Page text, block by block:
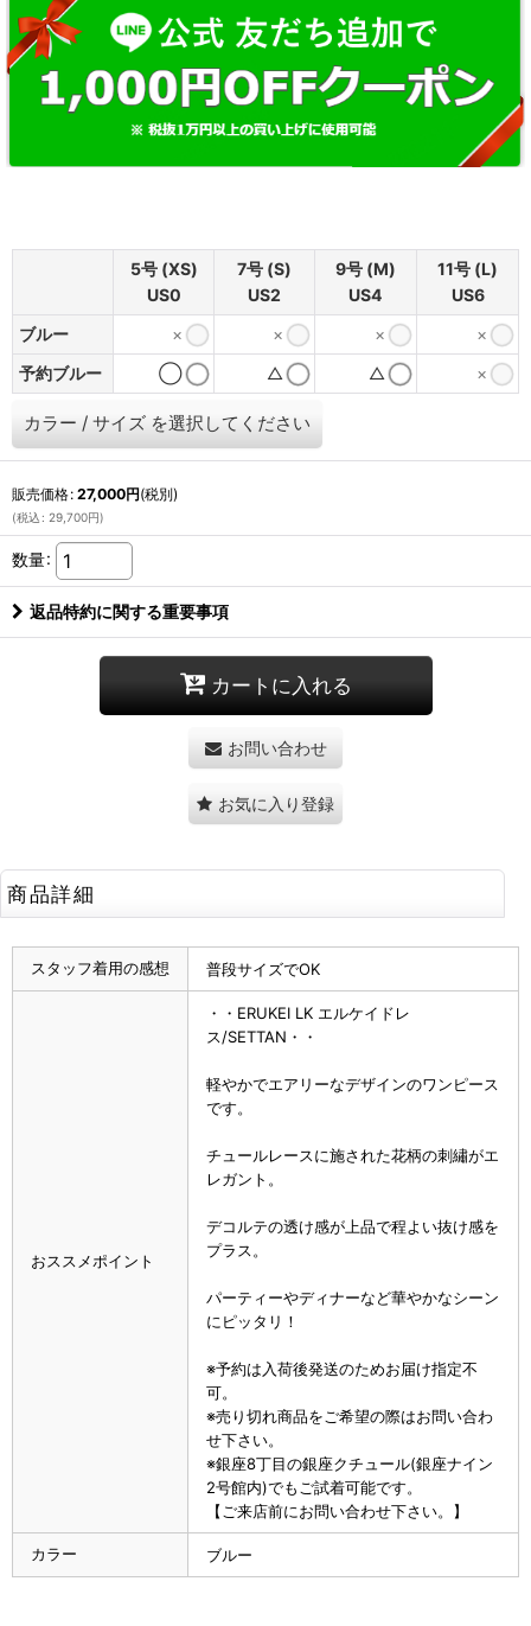
5号 (XS)
US0
7号 (S)
US2
9号 (M)
US4
11号 (L)
US6
ブルー
× × ×
×
予約ブルー
◯ △ △ ×
カラー / サイズ を選択してください
販売価格: 27,000円(税別)
(税込 : 29,700円)
数量:
返品特約に関する重要事項
カートに入れる
お問い合わせ
お気に入り登録
商品詳細
スタッフ着用の感想 普段サイズでOK
おススメポイント
・・ERUKEI LK エルケイドレ
ス/SETTAN・・
軽やかでエアリーなデザインのワンピース
です。
チュールレースに施された花柄の刺繡がエ
レガント。
デコルテの透け感が上品で程よい抜け感を
プラス。
パーティーやディナーなど華やかなシーン
にピッタリ！
※予約は入荷後発送のためお届け指定不
可。
※売り切れ商品をご希望の際はお問い合わ
せ下さい。
※銀座8丁目の銀座クチュール(銀座ナイン
2号館内)でもご試着可能です。
【ご来店前にお問い合わせ下さい。】
カラー ブルー